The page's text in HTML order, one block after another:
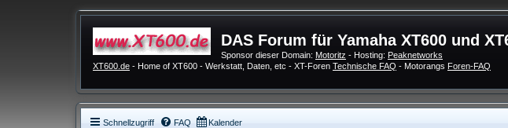
DAS Forum für Yamaha XT600 und
Sponsor dieser Domain: Motoritz - Hosting: Peaknetworks
XT600.de - Home of XT600 - Werkstatt, Daten, etc - XT-Foren Technische FAQ - Motorangs Foren-FAQ
Schnellzugriff FAQ Kalender